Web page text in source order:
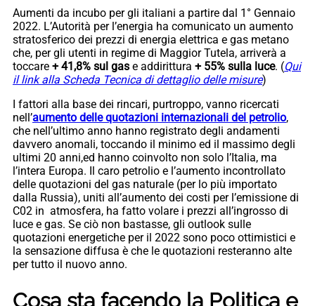
Aumenti da incubo per gli italiani a partire dal 1° Gennaio
2022. L’Autorità per l’energia ha comunicato un aumento
stratosferico dei prezzi di energia elettrica e gas metano
che, per gli utenti in regime di Maggior Tutela, arriverà a
toccare + 41,8% sul gas e addirittura + 55% sulla luce. (Qui
il link alla Scheda Tecnica di dettaglio delle misure)
I fattori alla base dei rincari, purtroppo, vanno ricercati
nell’aumento delle quotazioni internazionali del petrolio,
che nell’ultimo anno hanno registrato degli andamenti
davvero anomali, toccando il minimo ed il massimo degli
ultimi 20 anni,ed hanno coinvolto non solo l’Italia, ma
l’intera Europa. Il caro petrolio e l’aumento incontrollato
delle quotazioni del gas naturale (per lo più importato
dalla Russia), uniti all’aumento dei costi per l’emissione di
C02 in atmosfera, ha fatto volare i prezzi all’ingrosso di
luce e gas. Se ciò non bastasse, gli outlook sulle
quotazioni energetiche per il 2022 sono poco ottimistici e
la sensazione diffusa è che le quotazioni resteranno alte
per tutto il nuovo anno.
Cosa sta facendo la Politica e